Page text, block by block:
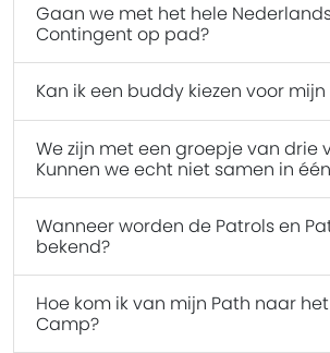
Gaan we met het hele
Contingent op pad?
Kan ik een buddy kiezen voor mijn
We zijn met een groepje van drie
Kunnen we echt niet samen in
Wanneer worden de Patrols en
bekend?
Hoe kom ik van mijn Path naar
Camp?